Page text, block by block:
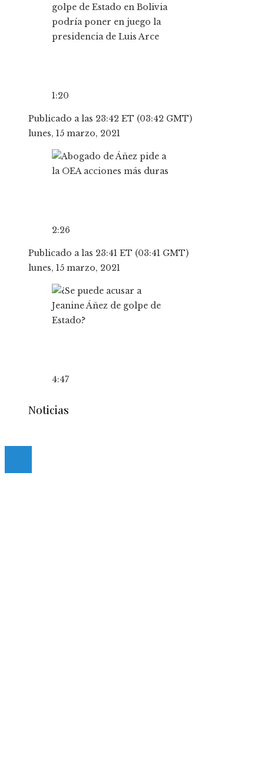
1:20
Publicado a las 23:42 ET (03:42 GMT)
lunes, 15 marzo, 2021
2:26
Publicado a las 23:41 ET (03:41 GMT)
lunes, 15 marzo, 2021
4:47
Noticias